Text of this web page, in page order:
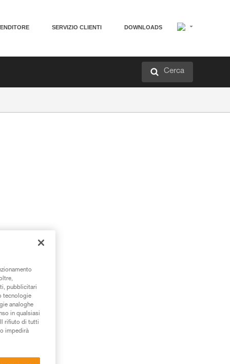
SERVIZIO CLIENTI DOWNLOADS
Cerca
pubblicitari
tecnologie
analoghe
in qualsiasi
rifiuto di tutti
impedirà